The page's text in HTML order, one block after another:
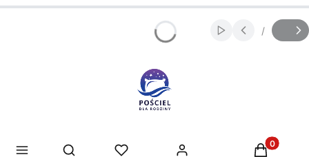
Włącz Slajd
/
z
Otwórz wyszukiwarkę Produkty